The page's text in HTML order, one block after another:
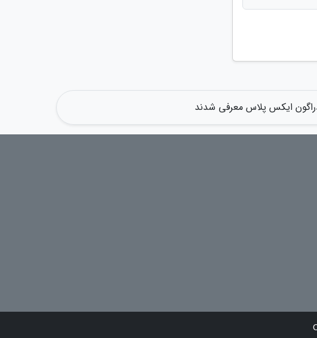
ایکس پلاس معرفی شدند